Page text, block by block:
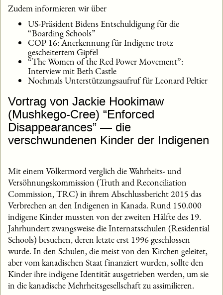
Zudem informieren wir über
US-Präsident Bidens Entschuldigung für die
“Boarding Schools”
COP 16: Anerkennung für Indigene trotz
gescheitertem Gipfel
“The Women of the Red Power Movement”:
Interview mit Beth Castle
Nochmals Unterstützungsaufruf für Leonard Peltier
Vortrag von Jackie Hookimaw
(Mushkego-Cree) “Enforced
Disappearances” — die
verschwundenen Kinder der Indigenen
Mit einem Völkermord verglich die Wahrheits- und
Versöhnungskommission (Truth and Reconciliation
Commission, TRC) in ihrem Abschlussbericht 2015 das
Verbrechen an den Indigenen in Kanada. Rund 150.000
indigene Kinder mussten von der zweiten Hälfte des 19.
Jahrhundert zwangsweise die Internatsschulen (Residential
Schools) besuchen, deren letzte erst 1996 geschlossen
wurde. In den Schulen, die meist von den Kirchen geleitet,
aber vom kanadischen Staat finanziert wurden, sollte den
Kinder ihre indigene Identität ausgetrieben werden, um sie
in die kanadische Mehrheitsgesellschaft zu assimilieren.